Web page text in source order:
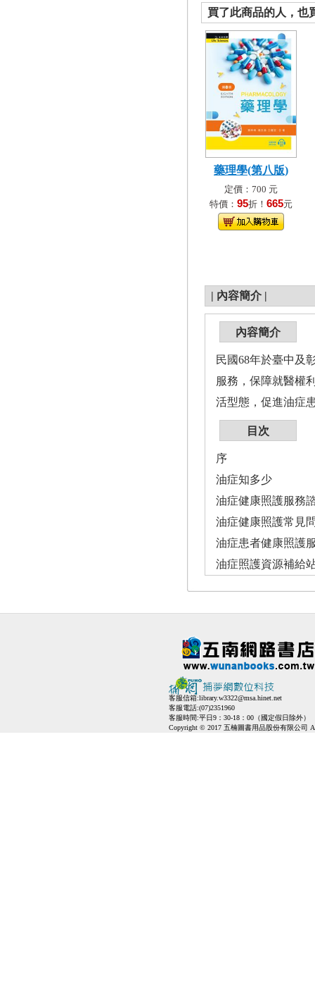
買了此商品的人，也
藥理學(第八版)
定價：700 元
特價： 95折！ 665元
| 內容簡介 |
內容簡介
民國68年於臺中及
服務，保障就醫權
活型態，促進油症
目次
序
油症知多少
油症健康照護服務
油症健康照護常見
油症患者健康照護
油症照護資源補給
客服信箱:library.w3322@msa.hinet.net
客服電話:(07)2351960
客服時間:平日9：30-18：00（國定假日除外）
Copyright © 2017 五楠圖書用品股份有限公司